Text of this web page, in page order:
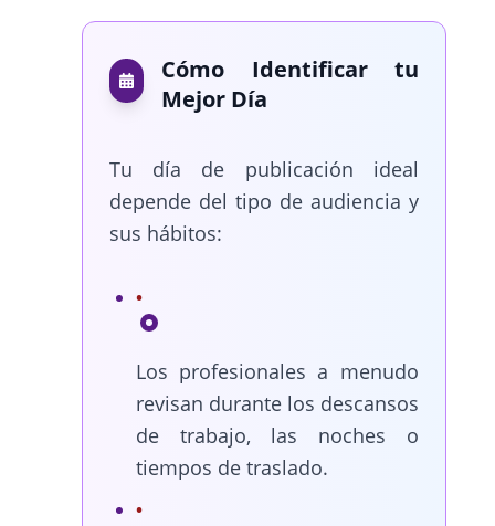
Cómo Identificar tu
Mejor Día
Tu día de publicación ideal
depende del tipo de audiencia y
sus hábitos:
Los profesionales a menudo
revisan durante los descansos
de trabajo, las noches o
tiempos de traslado.